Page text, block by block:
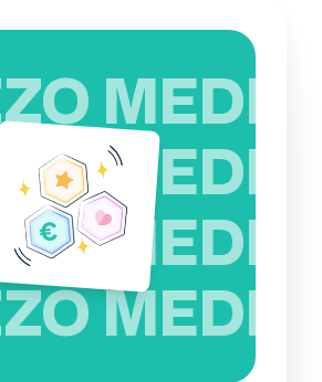
MEDIO
MEDIO
MEDIO
MEDIO